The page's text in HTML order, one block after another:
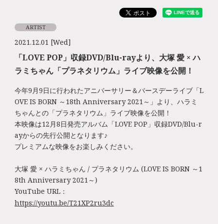
2021.12.01 [Wed]
ARTIST
「LOVE POP」収録DVD/Blu-rayより、大塚 愛 × ハ
ラミちゃん「プラネタリウム」ライブ映像を公開！
今年9月9日に行われたアニバーサリー＆バースデーライブ「L
OVE IS BORN ～18th Anniversary 2021～」より、ハラミ
ちゃんとの「プラネタリウム」ライブ映像を公開！
本映像は12月8日発売アルバム「LOVE POP」収録DVD/Blu-r
ayからの先行公開となります♪
プレミアムな映像をお楽しみください。
大塚 愛 × ハラミちゃん / プラネタリウム (LOVE IS BORN ～1
8th Anniversary 2021～)
YouTube URL：
https://youtu.be/T21XP2ru3dc